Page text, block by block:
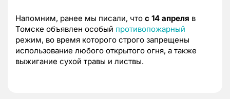
Напомним, ранее мы писали, что с 14 апреля в
Томске объявлен особый противопожарный
режим, во время которого строго запрещены
использование любого открытого огня, а также
выжигание сухой травы и листвы.